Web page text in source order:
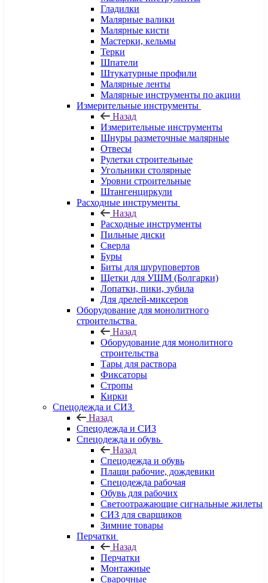
Гладилки
Малярные валики
Малярные кисти
Мастерки, кельмы
Терки
Шпатели
Штукатурные профили
Малярные ленты
Малярные инструменты по акции
Измерительные инструменты
Назад
Измерительные инструменты
Шнуры разметочные малярные
Отвесы
Рулетки строительные
Угольники столярные
Уровни строительные
Штангенциркули
Расходные инструменты
Назад
Расходные инструменты
Пильные диски
Сверла
Буры
Биты для шуруповертов
Щетки для УШМ (Болгарки)
Лопатки, пики, зубила
Для дрелей-миксеров
Оборудование для монолитного
строительства
Назад
Оборудование для монолитного
строительства
Тары для раствора
Фиксаторы
Стропы
Кирки
Спецодежда и СИЗ
Назад
Спецодежда и СИЗ
Спецодежда и обувь
Назад
Спецодежда и обувь
Плащи рабочие, дождевики
Спецодежда рабочая
Обувь для рабочих
Светоотражающие сигнальные жилеты
СИЗ для сварщиков
Зимние товары
Перчатки
Назад
Перчатки
Монтажные
Сварочные